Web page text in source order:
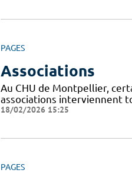
PAGES
Associations
Au CHU de Montpellier,
associations interviennent
18/02/2026 15:25
PAGES